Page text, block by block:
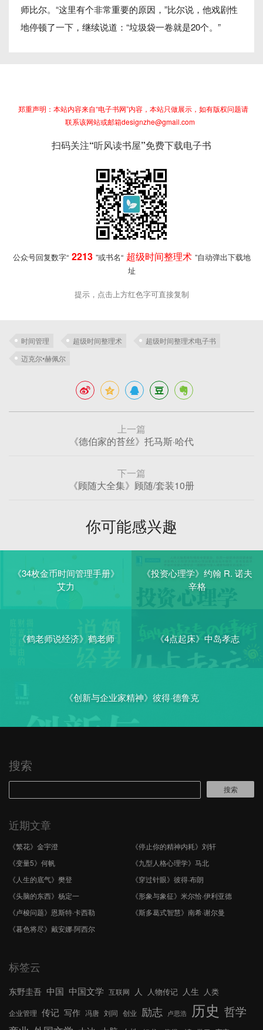
师比尔。“这里有个非常重要的原因，”比尔说，他戏剧性
地停顿了一下，继续说道：“垃圾袋一卷就是20个。”
郑重声明：本站内容来自“电子书网”内容，本站只做展示，如有版权问题请
联系该网站或邮箱designzhe@gmail.com
扫码关注“听风读书屋”免费下载电子书
公众号回复数字“ 2213 ”或书名“ 超级时间整理术 ”自动弹出下载地
址
提示，点击上方红色字可直接复制
时间管理 超级时间整理术
超级时间整理术电子书
迈克尔•赫佩尔
上一篇
《德伯家的苔丝》托马斯·哈代
下一篇
《顾随大全集》顾随/套装10册
你可能感兴趣
《34枚金币时间管理手册》
艾力
《投资心理学》约翰 R. 诺夫
辛格
《鹤老师说经济》鹤老师 《4点起床》中岛孝志
《创新与企业家精神》彼得·德鲁克
搜索
搜索
近期文章
《繁花》金宇澄
《停止你的精神内耗》刘轩
《变量5》何帆
《九型人格心理学》马北
《人生的底气》樊登
《穿过针眼》彼得·布朗
《头脑的东西》杨定一
《形象与象征》米尔恰·伊利亚德
《卢梭问题》恩斯特·卡西勒
《斯多葛式智慧》南希·谢尔曼
《暮色将尽》戴安娜·阿西尔
标签云
东野圭吾 中国 中国文学 互联网 人 人物传记 人生 人类
企业管理 传记 写作 冯唐 刘同 创业 励志 卢思浩 历史 哲学